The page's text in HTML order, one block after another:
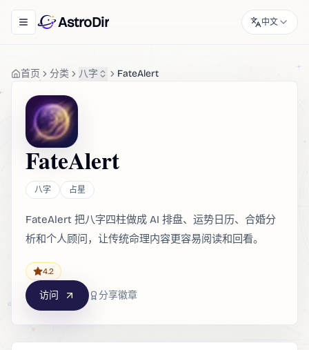
Toggle navigation menu
AstroDir 中文
首页 分类 八字 FateAlert
FateAlert
八字 占星
FateAlert 把八字四柱做成 AI 排盘、运势日历、合婚分
析和个人顾问，让传统命理内容更容易阅读和回看。
4.2
访问 分享徽章